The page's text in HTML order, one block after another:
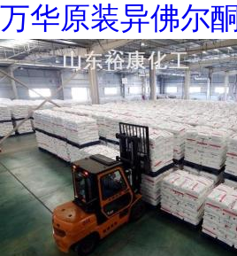
万华原装异佛尔